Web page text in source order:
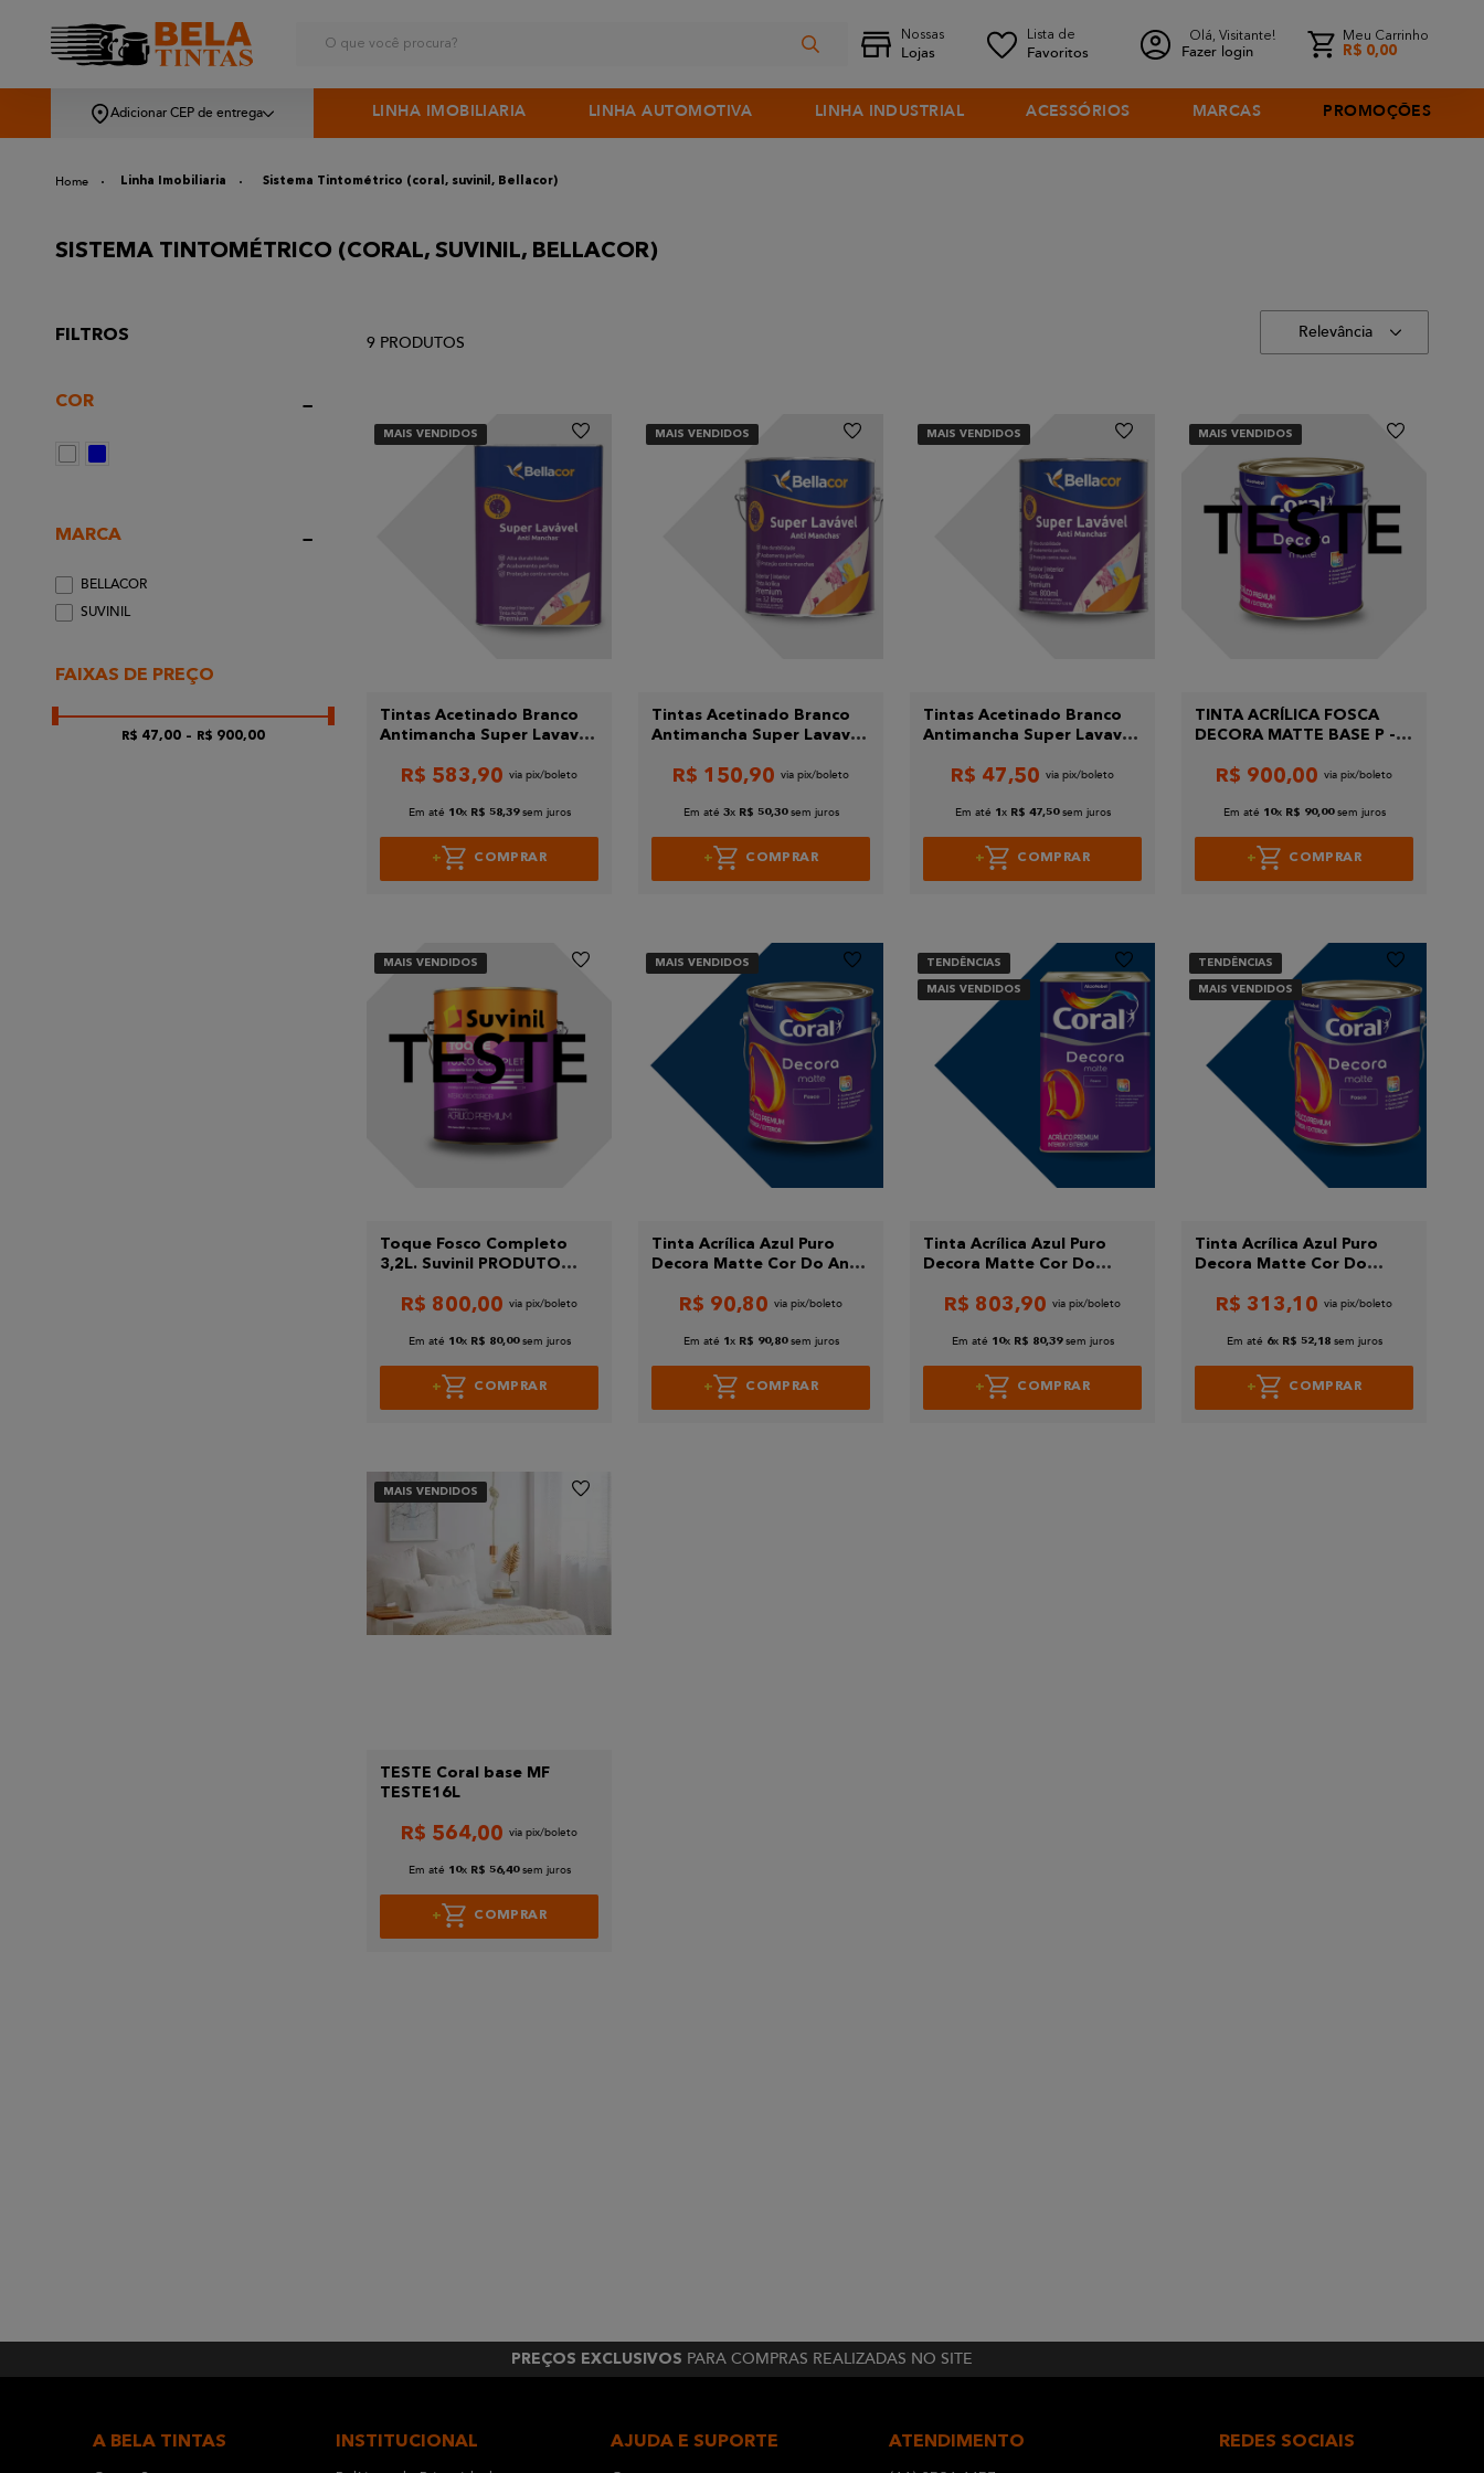
Olá, Visitante!
Fazer login
Meu Carrinho
R$ 0,00
Adicionar CEP de entrega LINHA IMOBILIARIA LINHA AUTOMOTIVA LINHA INDUSTRIAL ACESSÓRIOS MARCAS PROMOÇÕES
Linha Imobiliaria Sistema Tintométrico (coral, suvinil, Bellacor)
SISTEMA TINTOMÉTRICO (CORAL, SUVINIL, BELLACOR)
FILTROS
COR
MARCA
BELLACOR
SUVINIL
FAIXAS DE PREÇO
R$ 47,00 – R$ 900,00
9 PRODUTOS
Relevância
MAIS VENDIDOS
Tintas Acetinado Branco
Antimancha Super Lavavel
R$ 583,90
Em até 10x R$ 58,39 sem juros
COMPRAR
MAIS VENDIDOS
Tintas Acetinado Branco
Antimancha Super Lavavel
R$ 150,90
Em até 3x R$ 50,30 sem juros
COMPRAR
MAIS VENDIDOS
Tintas Acetinado Branco
Antimancha Super Lavavel
R$ 47,50
Em até 1 x R$ 47,50 sem juros
COMPRAR
MAIS VENDIDOS
TINTA ACRÍLICA FOSCA
DECORA MATTE BASE P -
R$ 900,00
Em até 10x R$ 90,00 sem juros
COMPRAR
MAIS VENDIDOS
Toque Fosco Completo
3,2L. Suvinil PRODUTO
R$ 800,00
Em até 10x R$ 80,00 sem juros
COMPRAR
MAIS VENDIDOS
Tinta Acrílica Azul Puro
Decora Matte Cor Do Ano
R$ 90,80
Em até 1 x R$ 90,80 sem juros
COMPRAR
TENDÊNCIAS
MAIS VENDIDOS
Tinta Acrílica Azul Puro
Decora Matte Cor Do
R$ 803,90
Em até 10x R$ 80,39 sem juros
COMPRAR
TENDÊNCIAS
MAIS VENDIDOS
Tinta Acrílica Azul Puro
Decora Matte Cor Do
R$ 313,10
Em até 6x R$ 52,18 sem juros
COMPRAR
MAIS VENDIDOS
TESTE Coral base MF
TESTE16L
R$ 564,00
Em até 10x R$ 56,40 sem juros
COMPRAR
PREÇOS EXCLUSIVOS PARA COMPRAS REALIZADAS NO SITE
A BELA TINTAS INSTITUCIONAL AJUDA E SUPORTE ATENDIMENTO REDES SOCIAIS